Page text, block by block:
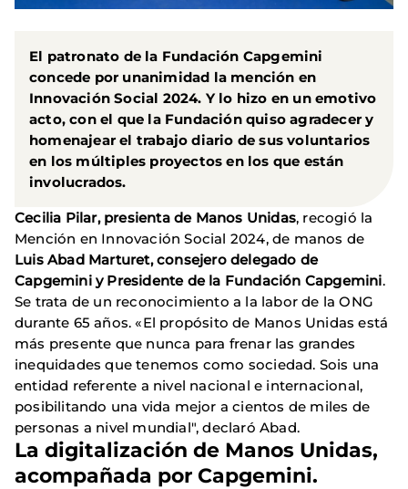
El patronato de la Fundación Capgemini
concede por unanimidad la mención en
Innovación Social 2024. Y lo hizo en un emotivo
acto, con el que la Fundación quiso agradecer y
homenajear el trabajo diario de sus voluntarios
en los múltiples proyectos en los que están
involucrados.
Cecilia Pilar, presienta de Manos Unidas, recogió la
Mención en Innovación Social 2024, de manos de
Luis Abad Marturet, consejero delegado de
Capgemini y Presidente de la Fundación Capgemini.
Se trata de un reconocimiento a la labor de la ONG
durante 65 años. «El propósito de Manos Unidas está
más presente que nunca para frenar las grandes
inequidades que tenemos como sociedad. Sois una
entidad referente a nivel nacional e internacional,
posibilitando una vida mejor a cientos de miles de
personas a nivel mundial", declaró Abad.
La digitalización de Manos Unidas,
acompañada por Capgemini.